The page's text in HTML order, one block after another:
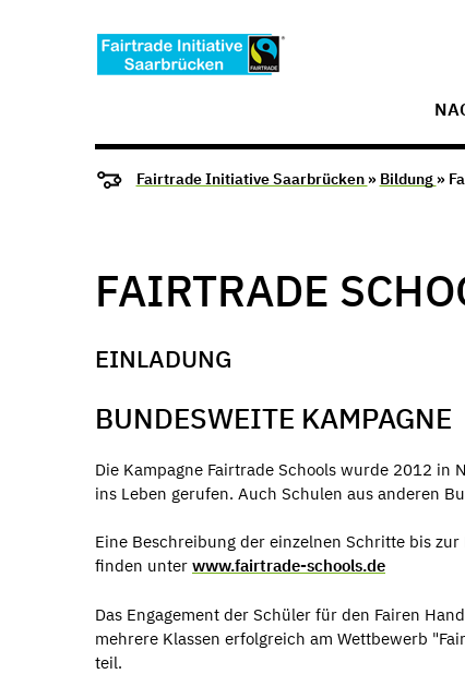
Fairtrade Initiative Saarbrücken » Bildung »
FAIRTRADE
EINLADUNG
BUNDESWEITE KAMPAGNE
Die Kampagne Fairtrade Schools wurde 2012
ins Leben gerufen. Auch Schulen aus anderen
Eine Beschreibung der einzelnen Schritte bis
finden unter www.fairtrade-schools.de
Das Engagement der Schüler für den Fairen
mehrere Klassen erfolgreich am Wettbewerb
teil.